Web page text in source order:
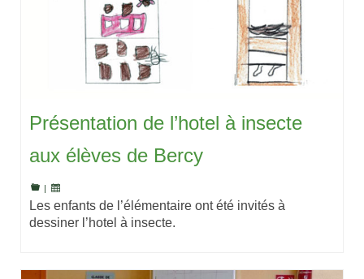
Présentation de l’hotel à insecte
aux élèves de Bercy
|
Les enfants de l’élémentaire ont été invités à
dessiner l’hotel à insecte.